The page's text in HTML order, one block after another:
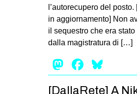
MONDO
EVENTI
Fb
l’autorecupero del
in aggiornamento] Non
il sequestro che era
dalla magistratura di […]
Mastodon
[DallaRete] A